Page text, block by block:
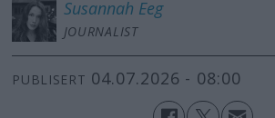
Susannah Eeg
JOURNALIST
PUBLISERT 04.07.2026 - 08:00